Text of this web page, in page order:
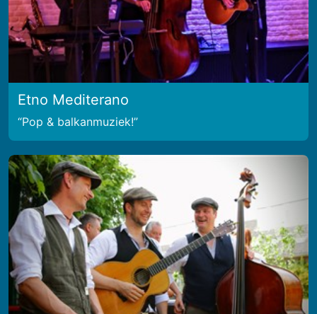
Etno Mediterano
Pop & balkanmuziek!